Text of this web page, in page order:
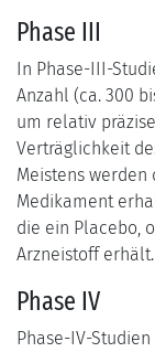
Phase III
In Phase-III-
Anzahl (ca. 300
um relativ
Verträglichkeit
Meistens werden
Medikament
die ein Placebo,
Arzneistoff erhält.
Phase IV
Phase-IV-